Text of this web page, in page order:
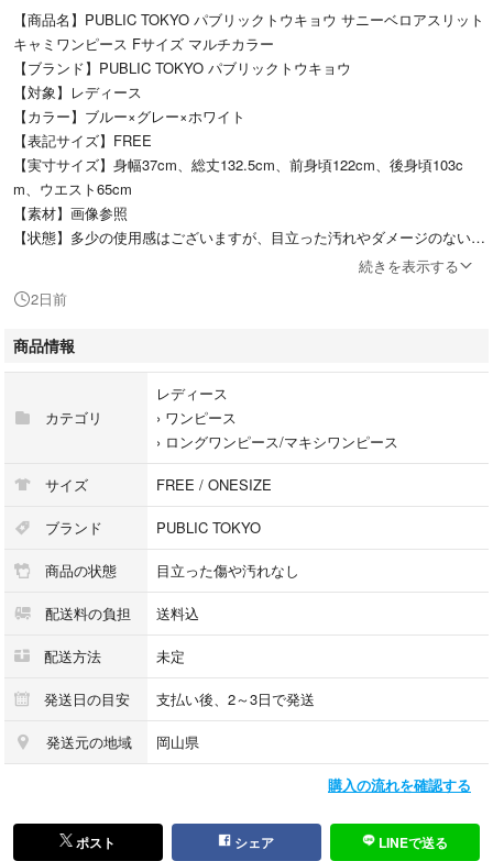
【商品名】PUBLIC TOKYO パブリックトウキョウ サニーベロアスリット
キャミワンピース Fサイズ マルチカラー
【ブランド】PUBLIC TOKYO パブリックトウキョウ
【対象】レディース
【カラー】ブルー×グレー×ホワイト
【表記サイズ】FREE
【実寸サイズ】身幅37cm、総丈132.5cm、前身頃122cm、後身頃103c
m、ウエスト65cm
【素材】画像参照
【状態】多少の使用感はございますが、目立った汚れやダメージのない比
【Luxs管理番号】245710007006
本商品は一点物となります。他サイト等でも販売している商品となり、多
少のお時間差にて欠品になることもございます。ご了承お願いいたしま
す。
■ブランド古着のリュクス取扱中古商品
当店では取り扱っているすべてのお品物は顧客様からの買取・ブランド品
専門の古物市場で弊社が正規品と判断したお品物になります。
当店の経験豊富なバイヤーが仕入れ後の検品で再度商品一点一点の真贋を
確認し、正規品と判断したお品物のみを取り扱っております。
佐川急便の元払いにて発送します。全国送料無料にてお届けいたします。
■おすすめ情報
当店では多数のブランド中古(USED)商品を出品中です。本アイテム以外
で検索いただくと商品一覧が検索いただけます！
続きを表示する
2日前
商品情報
カテゴリ
レディース
› ワンピース
› ロングワンピース/マキシワンピース
サイズ FREE / ONESIZE
ブランド PUBLIC TOKYO
商品の状態 目立った傷や汚れなし
配送料の負担 送料込
配送方法 未定
発送日の目安 支払い後、2～3日で発送
発送元の地域 岡山県
購入の流れを確認する
ポスト シェア LINEで送る